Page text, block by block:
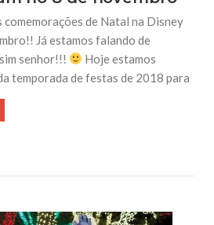
de Natal na Disney
Já estamos falando de
senhor!!!
Hoje estamos
temporada de festas de 2018 para